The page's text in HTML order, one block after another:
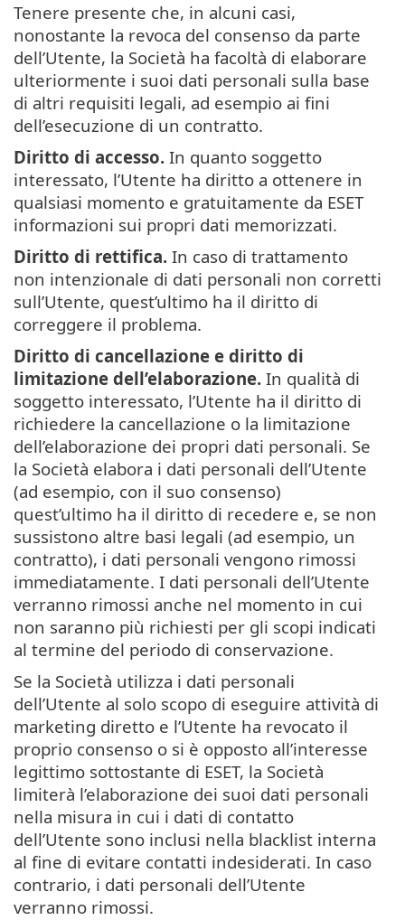
Tenere presente che, in alcuni casi,
nonostante la revoca del consenso da parte
dell’Utente, la Società ha facoltà di elaborare
ulteriormente i suoi dati personali sulla base
di altri requisiti legali, ad esempio ai fini
dell’esecuzione di un contratto.
Diritto di accesso. In quanto soggetto
interessato, l’Utente ha diritto a ottenere in
qualsiasi momento e gratuitamente da ESET
informazioni sui propri dati memorizzati.
Diritto di rettifica. In caso di trattamento
non intenzionale di dati personali non corretti
sull’Utente, quest’ultimo ha il diritto di
correggere il problema.
Diritto di cancellazione e diritto di
limitazione dell’elaborazione. In qualità di
soggetto interessato, l’Utente ha il diritto di
richiedere la cancellazione o la limitazione
dell’elaborazione dei propri dati personali. Se
la Società elabora i dati personali dell’Utente
(ad esempio, con il suo consenso)
quest’ultimo ha il diritto di recedere e, se non
sussistono altre basi legali (ad esempio, un
contratto), i dati personali vengono rimossi
immediatamente. I dati personali dell’Utente
verranno rimossi anche nel momento in cui
non saranno più richiesti per gli scopi indicati
al termine del periodo di conservazione.
Se la Società utilizza i dati personali
dell’Utente al solo scopo di eseguire attività di
marketing diretto e l’Utente ha revocato il
proprio consenso o si è opposto all’interesse
legittimo sottostante di ESET, la Società
limiterà l’elaborazione dei suoi dati personali
nella misura in cui i dati di contatto
dell’Utente sono inclusi nella blacklist interna
al fine di evitare contatti indesiderati. In caso
contrario, i dati personali dell’Utente
verranno rimossi.